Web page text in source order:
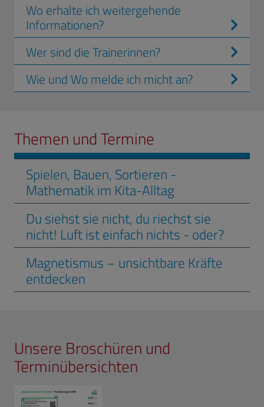
Wo erhalte ich weitergehende
Informationen?
Wer sind die Trainerinnen?
Wie und Wo melde ich micht an?
Themen und Termine
Spielen, Bauen, Sortieren -
Mathematik im Kita-Alltag
Du siehst sie nicht, du riechst sie
nicht! Luft ist einfach nichts - oder?
Magnetismus – unsichtbare Kräfte
entdecken
Unsere Broschüren und
Terminübersichten